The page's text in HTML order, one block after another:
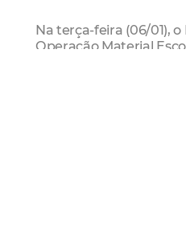
Na terça-feira (06/01),
Operação Material